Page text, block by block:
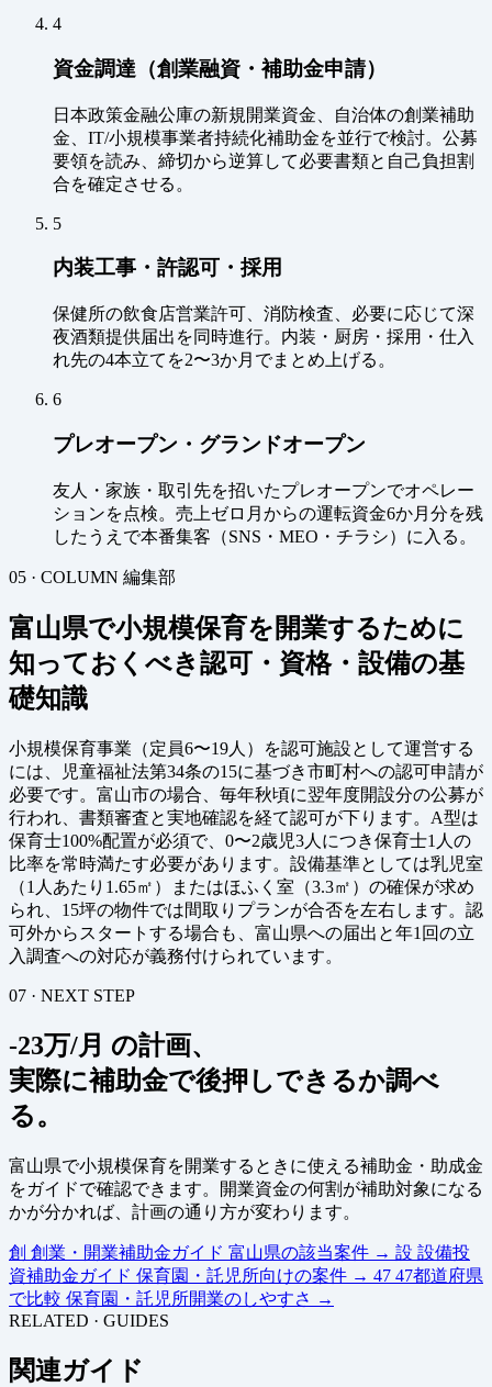
4
資金調達（創業融資・補助金申請）
日本政策金融公庫の新規開業資金、自治体の創業補助
金、IT/小規模事業者持続化補助金を並行で検討。公募
要領を読み、締切から逆算して必要書類と自己負担割
合を確定させる。
5
内装工事・許認可・採用
保健所の飲食店営業許可、消防検査、必要に応じて深
夜酒類提供届出を同時進行。内装・厨房・採用・仕入
れ先の4本立てを2〜3か月でまとめ上げる。
6
プレオープン・グランドオープン
友人・家族・取引先を招いたプレオープンでオペレー
ションを点検。売上ゼロ月からの運転資金6か月分を残
したうえで本番集客（SNS・MEO・チラシ）に入る。
05 · COLUMN 編集部
富山県で小規模保育を開業するために
知っておくべき認可・資格・設備の基
礎知識
小規模保育事業（定員6〜19人）を認可施設として運営する
には、児童福祉法第34条の15に基づき市町村への認可申請が
必要です。富山市の場合、毎年秋頃に翌年度開設分の公募が
行われ、書類審査と実地確認を経て認可が下ります。A型は
保育士100%配置が必須で、0〜2歳児3人につき保育士1人の
比率を常時満たす必要があります。設備基準としては乳児室
（1人あたり1.65㎡）またはほふく室（3.3㎡）の確保が求め
られ、15坪の物件では間取りプランが合否を左右します。認
可外からスタートする場合も、富山県への届出と年1回の立
入調査への対応が義務付けられています。
07 · NEXT STEP
-23万/月 の計画、
実際に補助金で後押しできるか調べ
る。
富山県で小規模保育を開業するときに使える補助金・助成金
をガイドで確認できます。開業資金の何割が補助対象になる
かが分かれば、計画の通り方が変わります。
創 創業・開業補助金ガイド 富山県の該当案件 → 設 設備投
資補助金ガイド 保育園・託児所向けの案件 → 47 47都道府県
で比較 保育園・託児所開業のしやすさ →
RELATED · GUIDES
関連ガイド